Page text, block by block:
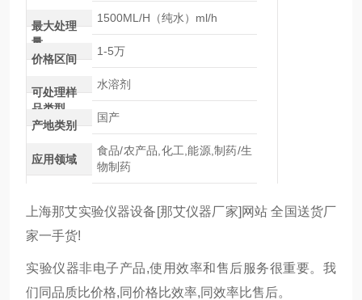
最大处理
量
1500ML/H（纯水）ml/h
价格区间
1-5万
可处理样
品类型
水溶剂
产地类别
国产
应用领域
食品/农产品,化工,能源,制药/生
物制药
上海那艾实验仪器设备[那艾仪器厂家]网站 全国送货厂
家一手货!
实验仪器非电子产品,使用效率和售后服务很重要。我
们同品质比价格,同价格比效率,同效率比售后。